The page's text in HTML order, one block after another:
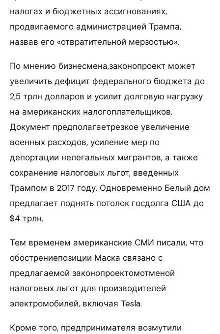
налогах и бюджетных ассигнованиях,
продвигаемого администрацией Трампа,
назвав его «отвратительной мерзостью».
По мнению бизнесмена,законопроект может
увеличить дефицит федерального бюджета до
2,5 трлн долларов и усилит долговую нагрузку
на американских налогоплательщиков.
Документ предполагаетрезкое увеличение
военных расходов, усиление мер по
депортации нелегальных мигрантов, а также
сохранение налоговых льгот, введенных
Трампом в 2017 году. Одновременно Белый дом
предлагает поднять потолок госдолга США до
$4 трлн.
Тем временем американские СМИ писали, что
обострениепозиции Маска связано с
предлагаемой законопроектомотменой
налоговых льгот для производителей
электромобилей, включая Tesla.
Кроме того, предпринимателя возмутили